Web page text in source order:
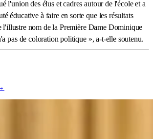
l'union des élus et cadres autour de l'école et a
éducative à faire en sorte que les résultats
l'illustre nom de la Première Dame Dominique
pas de coloration politique », a-t-elle soutenu.